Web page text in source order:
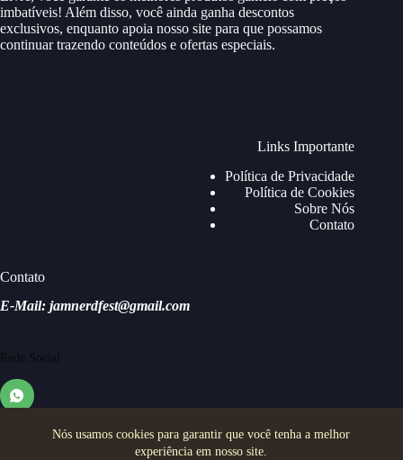
Nós usamos cookies para garantir que você tenha a melhor
experiência em nosso site.
imbatíveis! Além disso, você ainda ganha descontos
exclusivos, enquanto apoia nosso site para que possamos
continuar trazendo conteúdos e ofertas especiais.
Links Importante
Política de Privacidade
Política de Cookies
Sobre Nós
Contato
Contato
E-Mail: jamnerdfest@gmail.com
Rede Social